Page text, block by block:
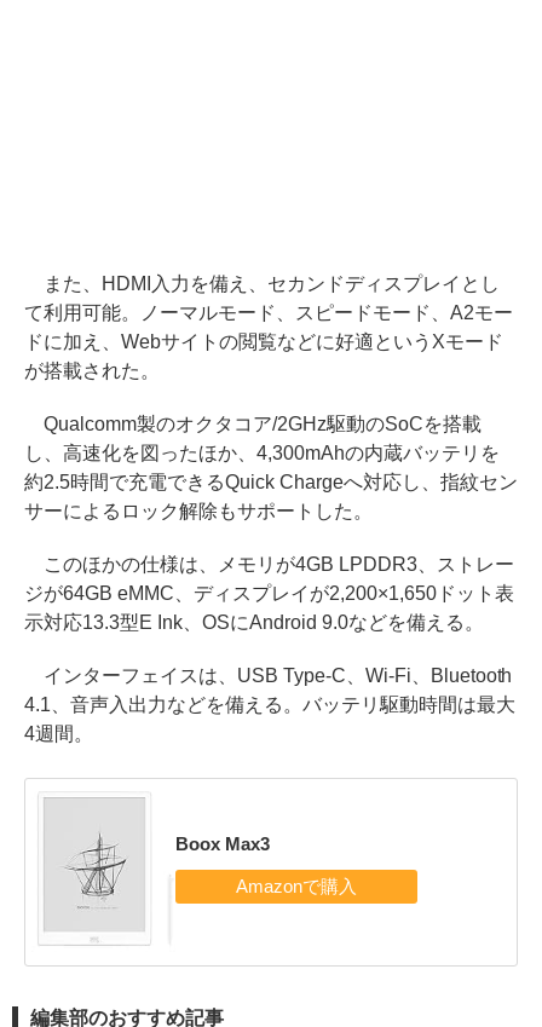
また、HDMI入力を備え、セカンドディスプレイとし
て利用可能。ノーマルモード、スピードモード、A2モー
ドに加え、Webサイトの閲覧などに好適というXモード
が搭載された。
Qualcomm製のオクタコア/2GHz駆動のSoCを搭載
し、高速化を図ったほか、4,300mAhの内蔵バッテリを
約2.5時間で充電できるQuick Chargeへ対応し、指紋セン
サーによるロック解除もサポートした。
このほかの仕様は、メモリが4GB LPDDR3、ストレー
ジが64GB eMMC、ディスプレイが2,200×1,650ドット表
示対応13.3型E Ink、OSにAndroid 9.0などを備える。
インターフェイスは、USB Type-C、Wi-Fi、Bluetooth
4.1、音声入出力などを備える。バッテリ駆動時間は最大
4週間。
Boox Max3
編集部のおすすめ記事